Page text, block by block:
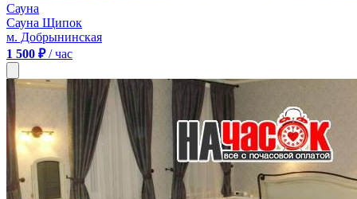
Сауна
Сауна Щипок
м. Добрынинская
1 500 ₽/ час